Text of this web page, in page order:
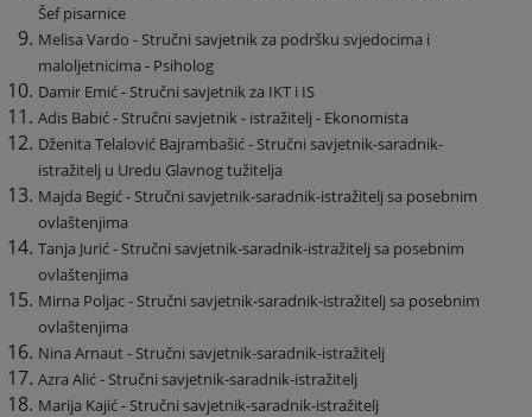
Šef pisarnice
Melisa Vardo - Stručni savjetnik za podršku svjedocima i
maloljetnicima - Psiholog
Damir Emić - Stručni savjetnik za IKT i IS
Adis Babić - Stručni savjetnik - istražitelj - Ekonomista
Dženita Telalović Bajrambašić - Stručni savjetnik-saradnik-
istražitelj u Uredu Glavnog tužitelja
Majda Begić - Stručni savjetnik-saradnik-istražitelj sa posebnim
ovlaštenjima
Tanja Jurić - Stručni savjetnik-saradnik-istražitelj sa posebnim
ovlaštenjima
Mirna Poljac - Stručni savjetnik-saradnik-istražitelj sa posebnim
ovlaštenjima
Nina Arnaut - Stručni savjetnik-saradnik-istražitelj
Azra Alić - Stručni savjetnik-saradnik-istražitelj
Marija Kajić - Stručni savjetnik-saradnik-istražitelj